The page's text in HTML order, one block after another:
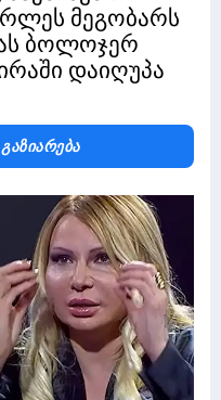
მეგობარს
ბოლოჯერ
დაიღუპა